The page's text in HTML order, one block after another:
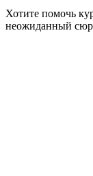
Хотите помочь
неожиданный